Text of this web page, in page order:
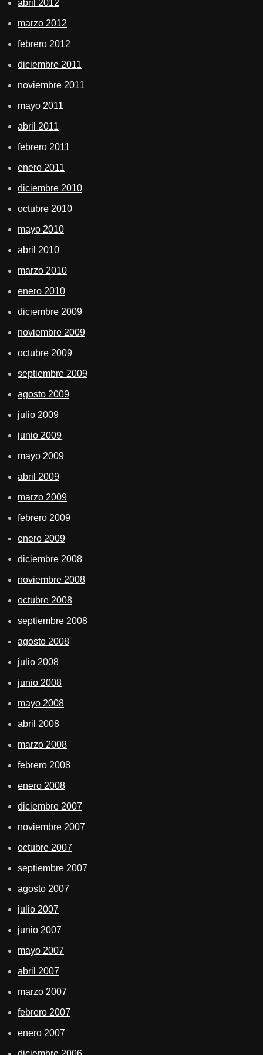
abril 2012
marzo 2012
febrero 2012
diciembre 2011
noviembre 2011
mayo 2011
abril 2011
febrero 2011
enero 2011
diciembre 2010
octubre 2010
mayo 2010
abril 2010
marzo 2010
enero 2010
diciembre 2009
noviembre 2009
octubre 2009
septiembre 2009
agosto 2009
julio 2009
junio 2009
mayo 2009
abril 2009
marzo 2009
febrero 2009
enero 2009
diciembre 2008
noviembre 2008
octubre 2008
septiembre 2008
agosto 2008
julio 2008
junio 2008
mayo 2008
abril 2008
marzo 2008
febrero 2008
enero 2008
diciembre 2007
noviembre 2007
octubre 2007
septiembre 2007
agosto 2007
julio 2007
junio 2007
mayo 2007
abril 2007
marzo 2007
febrero 2007
enero 2007